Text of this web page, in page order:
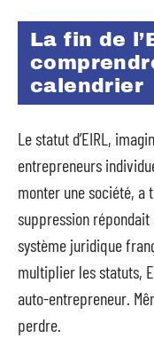
La fin de
calendrier
Le statut d’EIRL,
entrepreneurs
monter une société, a
suppression répondait
système juridique
multiplier les statuts,
auto-entrepreneur.
perdre.